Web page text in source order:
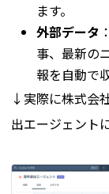
ます。
外部データ
事、最新の
報を自動で
↓実際に株式会
出エージェント